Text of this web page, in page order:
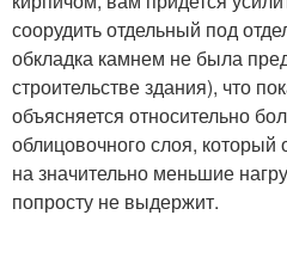
соорудить отдельный под
обкладка камнем не была
строительстве здания), что
объясняется относительно
облицовочного слоя, который
на значительно меньшие
попросту не выдержит.